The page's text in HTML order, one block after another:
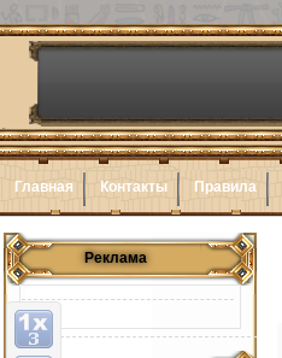
Главная Контакты Правила
Реклама